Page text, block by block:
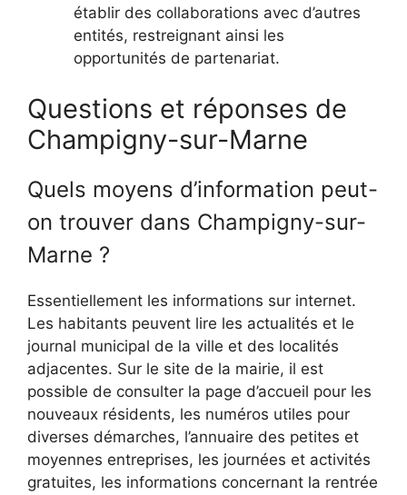
établir des collaborations avec d’autres
entités, restreignant ainsi les
opportunités de partenariat.
Questions et réponses de
Champigny-sur-Marne
Quels moyens d’information peut-
on trouver dans Champigny-sur-
Marne ?
Essentiellement les informations sur internet.
Les habitants peuvent lire les actualités et le
journal municipal de la ville et des localités
adjacentes. Sur le site de la mairie, il est
possible de consulter la page d’accueil pour les
nouveaux résidents, les numéros utiles pour
diverses démarches, l’annuaire des petites et
moyennes entreprises, les journées et activités
gratuites, les informations concernant la rentrée